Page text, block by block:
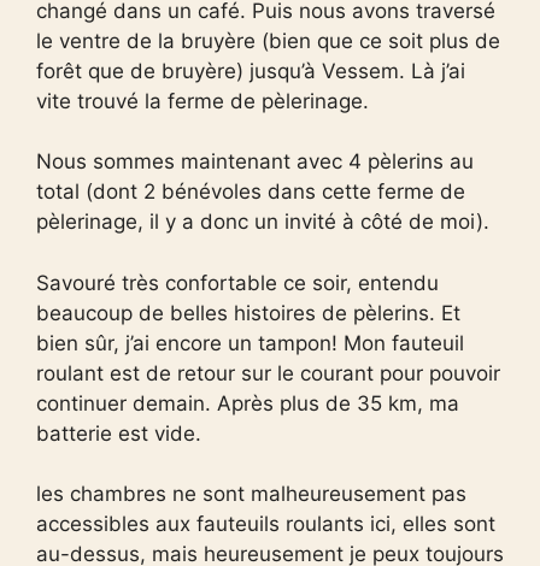
changé dans un café. Puis nous avons traversé
le ventre de la bruyère (bien que ce soit plus de
forêt que de bruyère) jusqu’à Vessem. Là j’ai
vite trouvé la ferme de pèlerinage.
Nous sommes maintenant avec 4 pèlerins au
total (dont 2 bénévoles dans cette ferme de
pèlerinage, il y a donc un invité à côté de moi).
Savouré très confortable ce soir, entendu
beaucoup de belles histoires de pèlerins. Et
bien sûr, j’ai encore un tampon! Mon fauteuil
roulant est de retour sur le courant pour pouvoir
continuer demain. Après plus de 35 km, ma
batterie est vide.
les chambres ne sont malheureusement pas
accessibles aux fauteuils roulants ici, elles sont
au-dessus, mais heureusement je peux toujours